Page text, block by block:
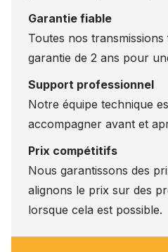
Garantie fiable
Toutes nos
garantie de 2 ans pour
Support professionnel
Notre équipe technique
accompagner avant et
Prix compétitifs
Nous garantissons des
alignons le prix sur des
lorsque cela est possible.